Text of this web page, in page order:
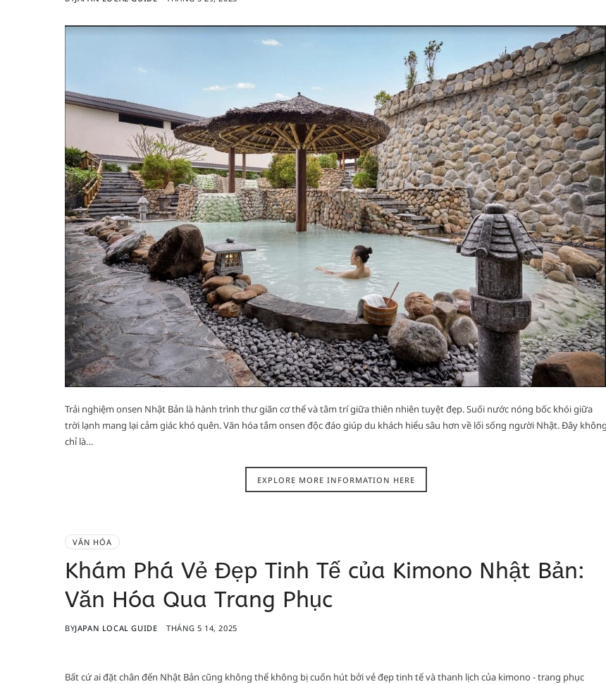
Trải nghiệm onsen Nhật Bản là hành trình thư giãn cơ thể và tâm trí giữa thiên nhiên tuyệt đẹp. Suối nước nóng bốc khói giữa
trời lạnh mang lại cảm giác khó quên. Văn hóa tắm onsen độc đáo giúp du khách hiểu sâu hơn về lối sống người Nhật. Đây không
chỉ là…
EXPLORE MORE INFORMATION HERE
VĂN HÓA
Khám Phá Vẻ Đẹp Tinh Tế của Kimono Nhật Bản:
Văn Hóa Qua Trang Phục
BYJAPAN LOCAL GUIDE THÁNG 5 14, 2025
Bất cứ ai đặt chân đến Nhật Bản cũng không thể không bị cuốn hút bởi vẻ đẹp tinh tế và thanh lịch của kimono - trang phục